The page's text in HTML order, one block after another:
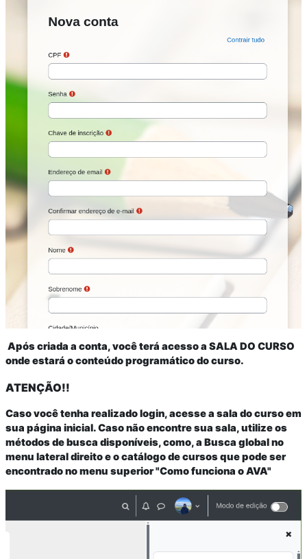
Após criada a conta, você terá acesso a SALA DO CURSO
onde estará o conteúdo programático do curso.
ATENÇÃO!!
Caso você tenha realizado login, acesse a sala do curso em
sua página inicial. Caso não encontre sua sala, utilize os
métodos de busca disponíveis, como, a Busca global no
menu lateral direito e o catálogo de cursos que pode ser
encontrado no menu superior "Como funciona o AVA"